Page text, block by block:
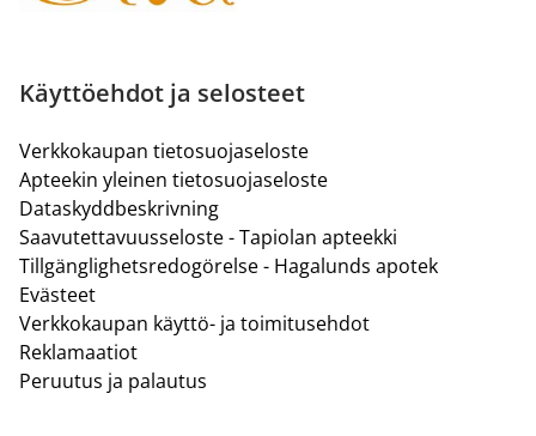
Käyttöehdot ja selosteet
Verkkokaupan tietosuojaseloste
Apteekin yleinen tietosuojaseloste
Dataskyddbeskrivning
Saavutettavuusseloste - Tapiolan apteekki
Tillgänglighetsredogörelse - Hagalunds apotek
Evästeet
Verkkokaupan käyttö- ja toimitusehdot
Reklamaatiot
Peruutus ja palautus